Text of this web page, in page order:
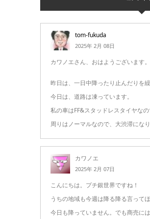
tom-fukuda
2025年 2月 08日
カワノエさん、おはようございます。
昨日は、一日中降ったり止んだりを
今日は、道路は凍っています。
私の車はFF&スタッドレスタイヤなの
周りはノーマルなので、大渋滞になり
カワノエ
2025年 2月 07日
こんにちは。プチ銀世界ですね！
うちの地域も今週は降る降る言って
今日も降っていません。でも商売に